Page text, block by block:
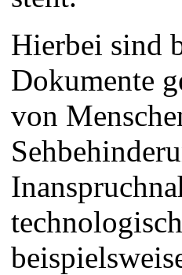
Hierbei sind
Dokumente
von